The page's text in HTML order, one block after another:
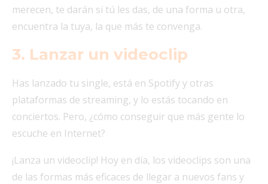
merecen, te darán si tú les das, de una forma u otra,
encuentra la tuya, la que más te convenga.
3. Lanzar un videoclip
Has lanzado tu single, está en Spotify y otras
plataformas de streaming, y lo estás tocando en
conciertos. Pero, ¿cómo conseguir que más gente lo
escuche en Internet?
¡Lanza un videoclip! Hoy en día, los videoclips son una
de las formas más eficaces de llegar a nuevos fans y